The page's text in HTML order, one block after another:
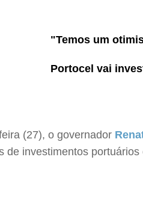
"Temos um
Portocel vai
(27), o governador
investimentos